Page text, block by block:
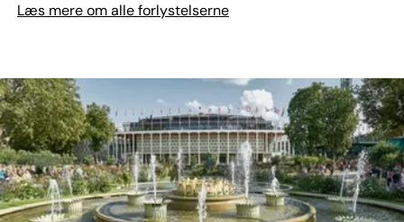
Læs mere om alle forlystelserne